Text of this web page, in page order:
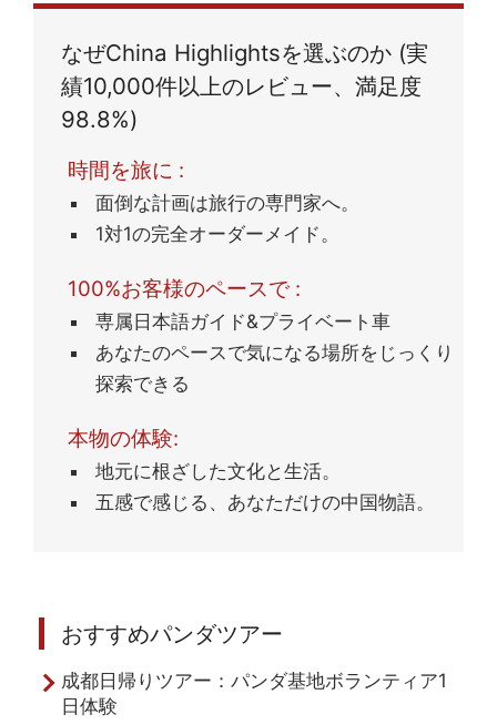
なぜChina Highlightsを選ぶのか (実
績10,000件以上のレビュー、満足度
98.8%)
時間を旅に :
面倒な計画は旅行の専門家へ。
1対1の完全オーダーメイド。
100%お客様のペースで :
専属日本語ガイド&プライベート車
あなたのペースで気になる場所をじっくり
探索できる
本物の体験:
地元に根ざした文化と生活。
五感で感じる、あなただけの中国物語。
おすすめパンダツアー
成都日帰りツアー：パンダ基地ボランティア1
日体験